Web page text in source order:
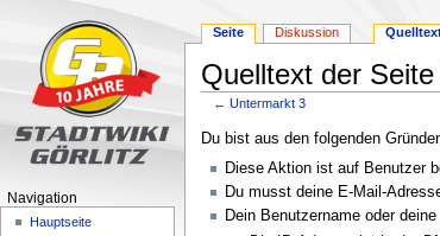
Quelltext der
←Untermarkt 3
Zur
Navigation
springen
Zur
Suche
springen
Du bist aus den folgenden
Diese Aktion ist auf Benutzer
Du musst deine E-Mail-
Dein Benutzername oder
Seite Diskussion
Navigation
Hauptseite